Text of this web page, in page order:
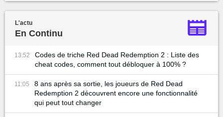
L'actu
En Continu
13:52
Codes de triche Red Dead Redemption 2 : Liste des
cheat codes, comment tout débloquer à 100% ?
11:05
8 ans après sa sortie, les joueurs de Red Dead
Redemption 2 découvrent encore une fonctionnalité
qui peut tout changer